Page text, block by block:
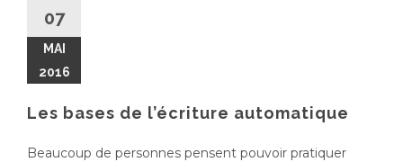
contenu07
MAI
2016
Les bases de l’écriture automatique
Beaucoup de personnes pensent pouvoir pratiquer